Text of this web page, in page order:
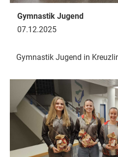
Gymnastik Jugend
07.12.2025
Gymnastik Jugend in